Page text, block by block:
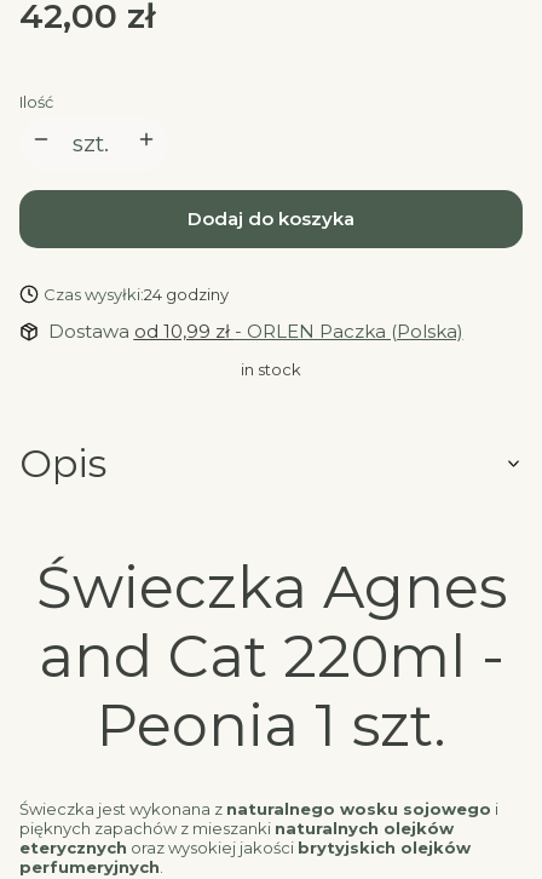
Cena
42,00 zł
Ilość
szt.
Dodaj do koszyka
Czas wysyłki:24 godziny
Dostawa od 10,99 zł - ORLEN Paczka (Polska)
in stock
Opis
Świeczka Agnes
and Cat 220ml -
Peonia 1 szt.
Świeczka jest wykonana z naturalnego wosku sojowego i
pięknych zapachów z mieszanki naturalnych olejków
eterycznych oraz wysokiej jakości brytyjskich olejków
perfumeryjnych